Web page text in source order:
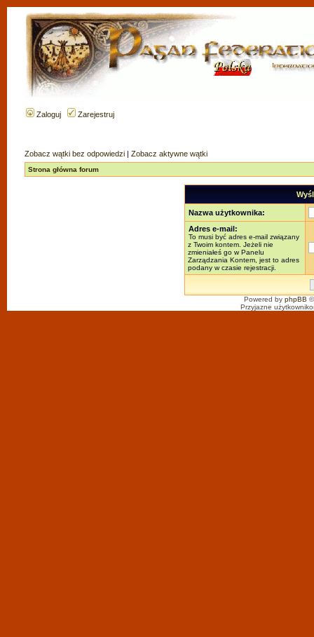
Zaloguj Zarejestruj
Zobacz wątki bez odpowiedzi | Zobacz aktywne wątki
Strona główna forum
Nazwa użytkownika:
Adres e-mail:
To musi być adres e-mail związany
z Twoim kontem. Jeżeli nie
zmieniałeś go w Panelu
Zarządzania Kontem, jest to adres
podany w czasie rejestracji.
Powered by phpBB
Przyjazne